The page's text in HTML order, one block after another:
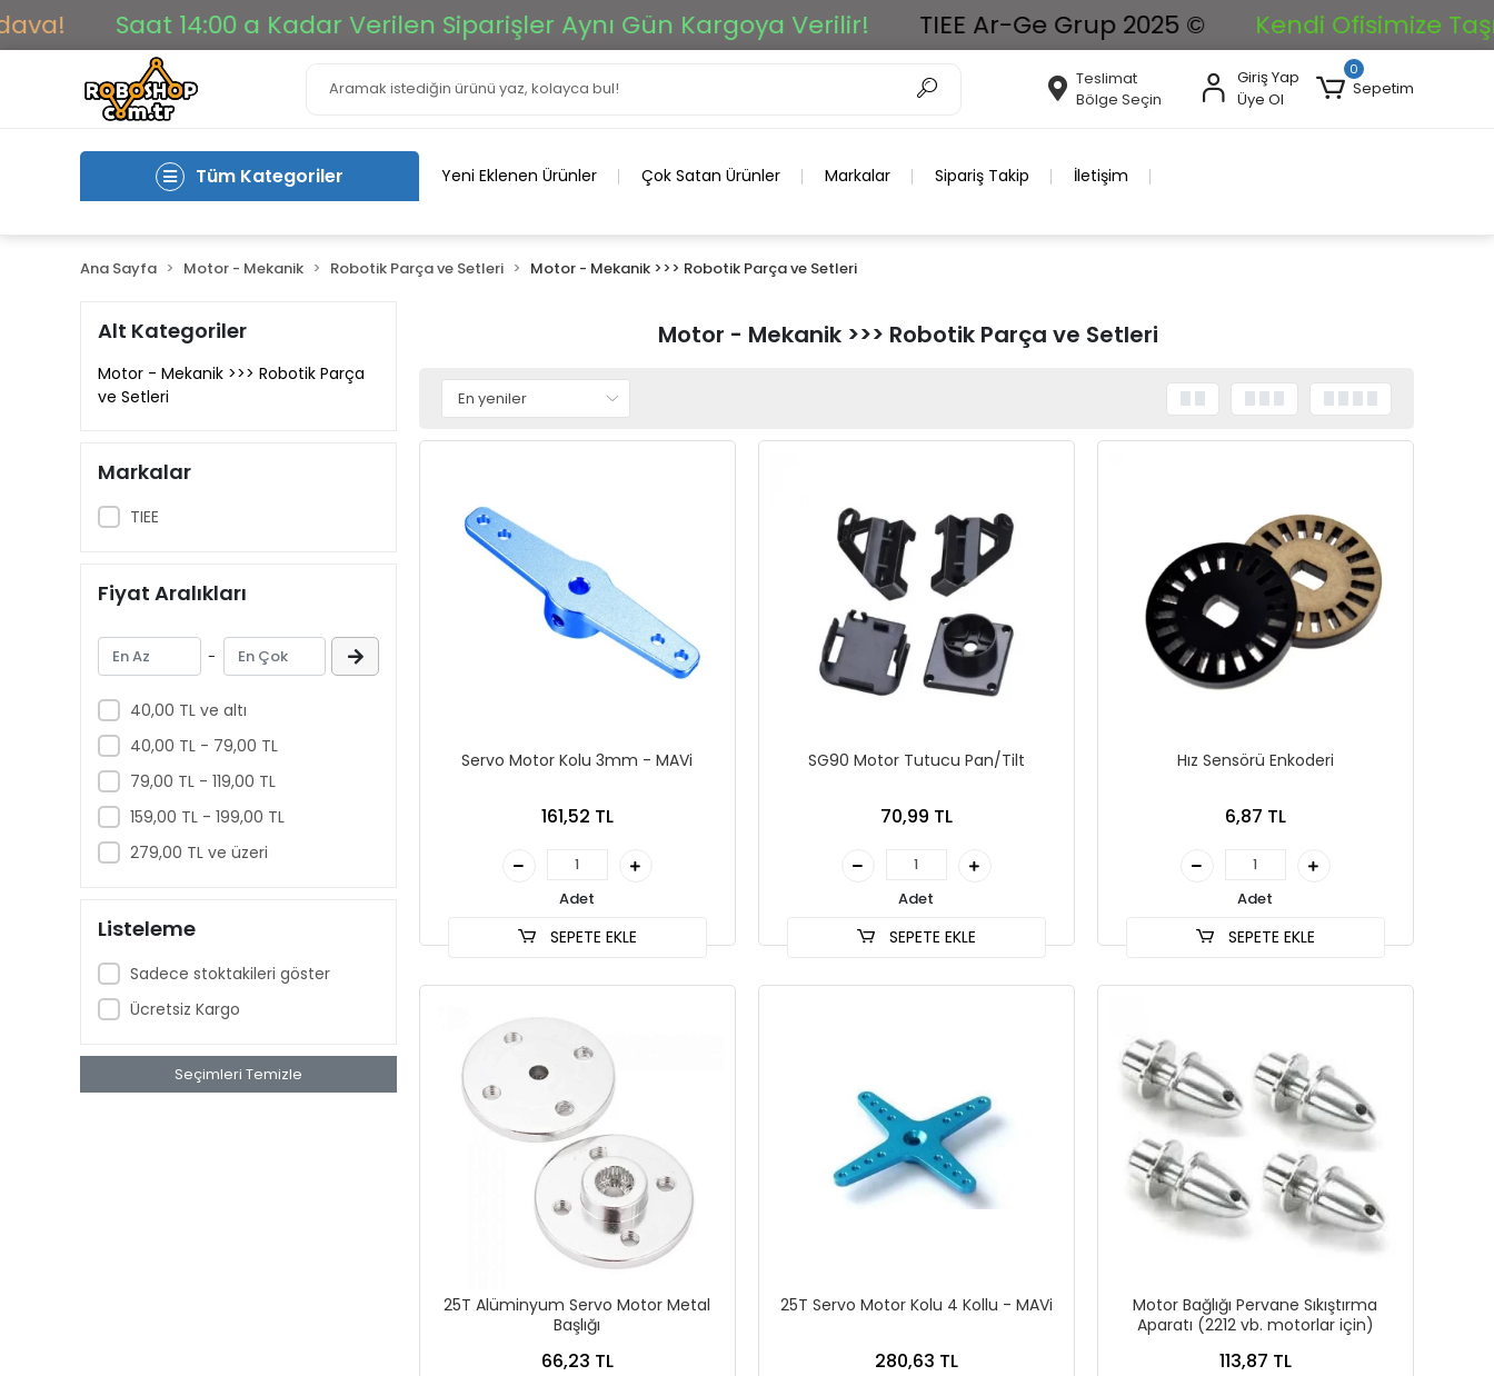
Saat 14:00 a Kadar Verilen Siparişler Aynı Gün Kargoya Verilir! TIEE Ar-Ge Grup 2025 © Kendi Ofisimize
Teslimat
Bölge Seçin
Giriş Yap
Üye Ol
0
Sepetim
Tüm Kategoriler Yeni Eklenen Ürünler Çok Satan Ürünler Markalar Sipariş Takip İletişim
Ana Sayfa Motor - Mekanik Robotik Parça ve Setleri Motor - Mekanik >>> Robotik Parça ve Setleri
Alt Kategoriler
Motor - Mekanik >>> Robotik Parça
ve Setleri
Markalar
TIEE
Fiyat Aralıkları
-
40,00 TL ve altı
40,00 TL - 79,00 TL
79,00 TL - 119,00 TL
159,00 TL - 199,00 TL
279,00 TL ve üzeri
Listeleme
Sadece stoktakileri göster
Ücretsiz Kargo
Seçimleri Temizle
Motor - Mekanik >>> Robotik Parça ve Setleri
Servo Motor Kolu 3mm - MAVi
161,52 TL
Adet
SEPETE EKLE
SG90 Motor Tutucu Pan/Tilt
70,99 TL
Adet
SEPETE EKLE
Hız Sensörü Enkoderi
6,87 TL
Adet
SEPETE EKLE
25T Alüminyum Servo Motor Metal
Başlığı
66,23 TL
25T Servo Motor Kolu 4 Kollu - MAVi
280,63 TL
Motor Bağlığı Pervane Sıkıştırma
Aparatı (2212 vb. motorlar için)
113,87 TL